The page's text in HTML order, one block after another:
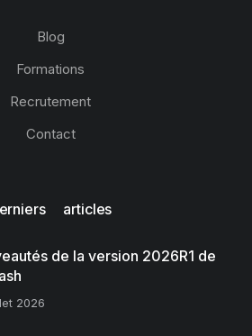
Blog
Formations
Recrutement
Contact
articles
de la version 2026R1 de
2026